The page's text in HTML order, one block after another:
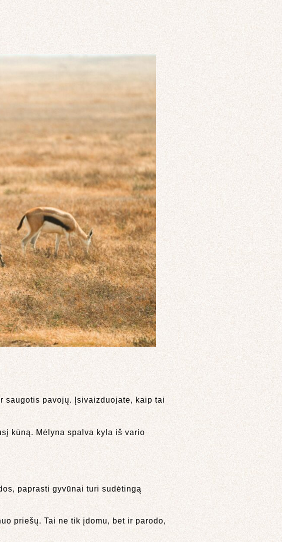
saugotis pavojų. Įsivaizduojate, kaip tai
kūną. Mėlyna spalva kyla iš vario
paprasti gyvūnai turi sudėtingą
priešų. Tai ne tik įdomu, bet ir parodo,